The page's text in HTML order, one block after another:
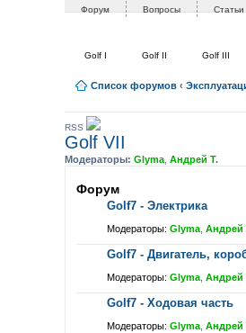
Форум Вопросы Статьи
Golf I Golf II Golf III
Список форумов ‹
RSS
Golf VII
Модераторы: Glyma Андрей Т.
Форум
Golf7 - Электрика
Модераторы: Glyma Андрей
Golf7 - Двигатель,
Модераторы: Glyma Андрей
Golf7 - Ходовая часть
Модераторы: Glyma Андрей